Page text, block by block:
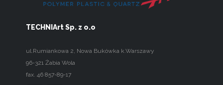
TECHNIArt Sp. z o.o
ul.Rumiankowa 2, Nowa Bukówka k.Warszawy
96-321Żabia Wola
fax. 46 857-89-17